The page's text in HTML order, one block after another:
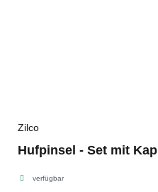
Zilco
Hufpinsel - Set mit
verfügbar